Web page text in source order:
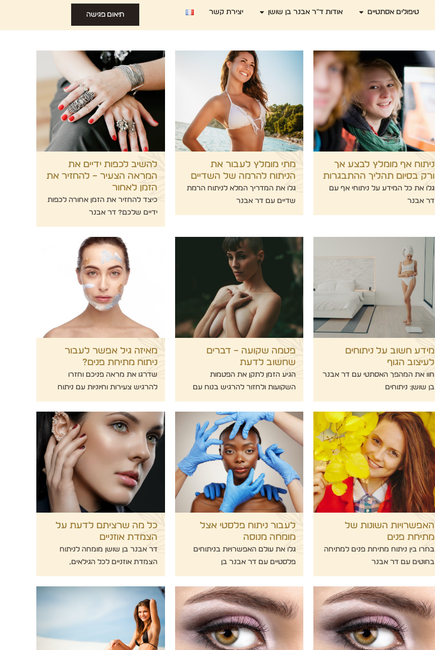
תיאום פגישה טיפולים אסתטיים אודות ד"ר אבנר בן שושן יצירת קשר
ניתוח אף מומלץ לבצע אך
ורק בסיום תהליך ההתבגרות
גלו את כל המידע על ניתוחי אף עם
דר אבנר
מתי מומלץ לעבור את
הניתוח להרמה של השדיים
גלו את המדריך המלא לניתוח הרמת
שדיים עם דר אבנר
להשיב לכפות ידיים את
המראה הצעיר – להחזיר את
הזמן לאחור
כיצד להחזיר את הזמן אחורה לכפות
ידיים שלכם? דר אבנר
מידע חשוב על ניתוחים
לעיצוב הגוף
חוו את המהפך האסתטי עם דר אבנר
בן שושן: ניתוחים
פטמה שקועה – דברים
שחשוב לדעת
הגיע הזמן לתקן את הפטמות
השקועות ולחזור להרגיש בנוח עם
מאיזה גיל אפשר לעבור
ניתוח מתיחת פנים?
שדרגו את מראה פניכם וחזרו
להרגיש צעירות וחיוניות עם ניתוח
האפשרויות השונות של
מתיחת פנים
בחרו בין ניתוח מתיחת פנים למתיחה
בחוטים עם דר אבנר
לעבור ניתוח פלסטי אצל
מומחה מנוסה
גלו את עולם האפשרויות בניתוחים
פלסטיים עם דר אבנר בן
כל מה שרציתם לדעת על
הצמדת אוזניים
דר אבנר בן שושן מומחה לניתוח
הצמדת אוזניים לכל הגילאים,